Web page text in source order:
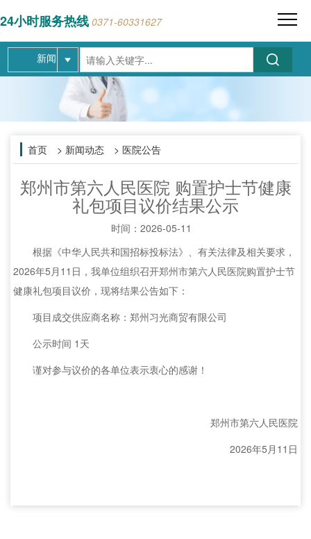
24小时服务热线 0371-60331627
新闻
首页 > 新闻动态 > 医院公告
郑州市第六人民医院 购置护士节健康
礼包项目议价结果公示
时间： 2026-05-11
根据《中华人民共和国招标投标法》、有关法律及相关要求，
2026年5月11日，我单位组织召开郑州市第六人民医院购置护士节
健康礼包项目议价，现将结果公告如下：
项目成交供应商名称：郑州习光商贸有限公司
公示时间 1天
谨对参与议价的各单位表示衷心的感谢！
郑州市第六人民医院
2026年5月11日